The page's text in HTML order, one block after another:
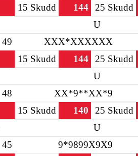
15 Skudd
144 25 Skudd
U
49 XXX*XXXXXX
15 Skudd
144 25 Skudd
U
48 XX*9**XX*9
15 Skudd
140 25 Skudd
U
45 9*9899X9X9